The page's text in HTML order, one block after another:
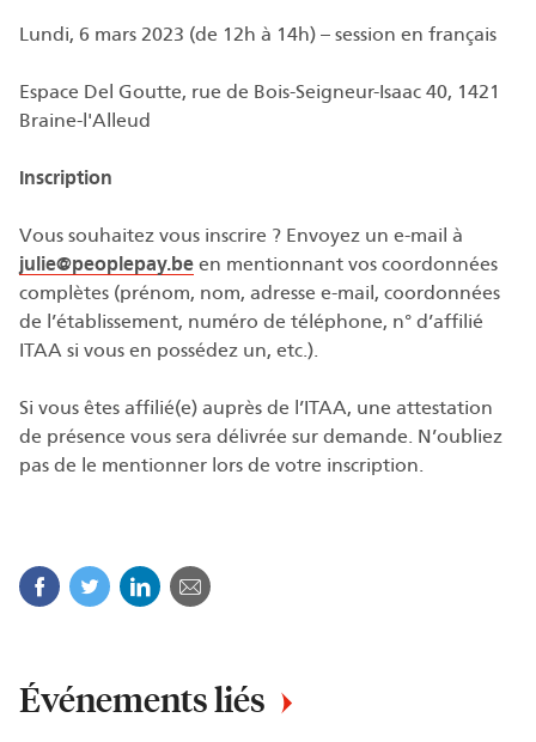
Lundi, 6 mars 2023 (de 12h à 14h) – session en français
Espace Del Goutte, rue de Bois-Seigneur-Isaac 40, 1421
Braine-l'Alleud
Inscription
Vous souhaitez vous inscrire ? Envoyez un e-mail à
julie@peoplepay.be en mentionnant vos coordonnées
complètes (prénom, nom, adresse e-mail, coordonnées
de l’établissement, numéro de téléphone, n° d’affilié
ITAA si vous en possédez un, etc.).
Si vous êtes affilié(e) auprès de l’ITAA, une attestation
de présence vous sera délivrée sur demande. N’oubliez
pas de le mentionner lors de votre inscription.
Événements liés
Facebook
TwitterLinkedinCourriel